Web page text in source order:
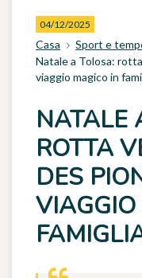
04/12/2025
Casa
Sport e
Natale a Tolosa:
viaggio magico in
NATALE
ROTTA
DES